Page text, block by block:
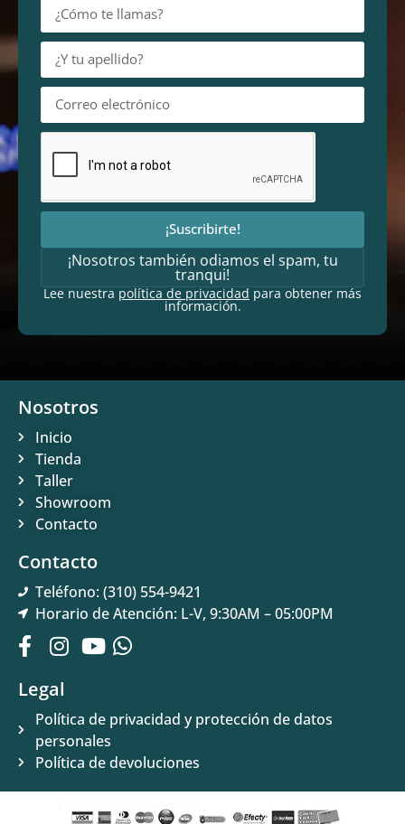
¡Suscribirte!
¡Nosotros también odiamos el spam, tu
tranqui!
Lee nuestrapolítica de privacidadpara obtener más
información.
Nosotros
Inicio
Tienda
Taller
Showroom
Contacto
Contacto
Teléfono: (310) 554-9421
Horario de Atención: L-V, 9:30AM – 05:00PM
Legal
Política de privacidad y protección de datos
personales
Política de devoluciones